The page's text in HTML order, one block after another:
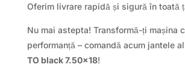
Oferim livrare rapidă și sigură în toată
Nu mai astepta! Transformă-ți mașina
performanță – comandă acum jantele
TO black 7.50×18!